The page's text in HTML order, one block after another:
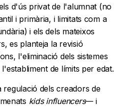
d'ús privat de l'alumnat (no
i primària, i limitats com a
i els dels mateixos
es planteja la revisió
l'eliminació dels sistemes
de límits per edat.
regulació dels creadors de
kids influencers— i